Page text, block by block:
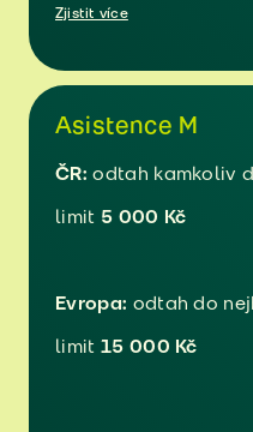
Zjistit více
Asistence M
ČR: odtah kamkoliv
limit 5 000 Kč
Evropa: odtah do
limit 15 000 Kč